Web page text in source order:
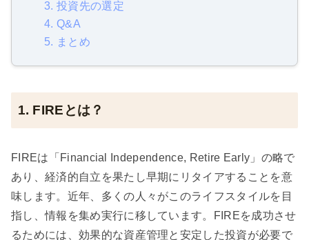
3. 投資先の選定
4. Q&A
5. まとめ
1. FIREとは？
FIREは「Financial Independence, Retire Early」の略で
あり、経済的自立を果たし早期にリタイアすることを意
味します。近年、多くの人々がこのライフスタイルを目
指し、情報を集め実行に移しています。FIREを成功させ
るためには、効果的な資産管理と安定した投資が必要で